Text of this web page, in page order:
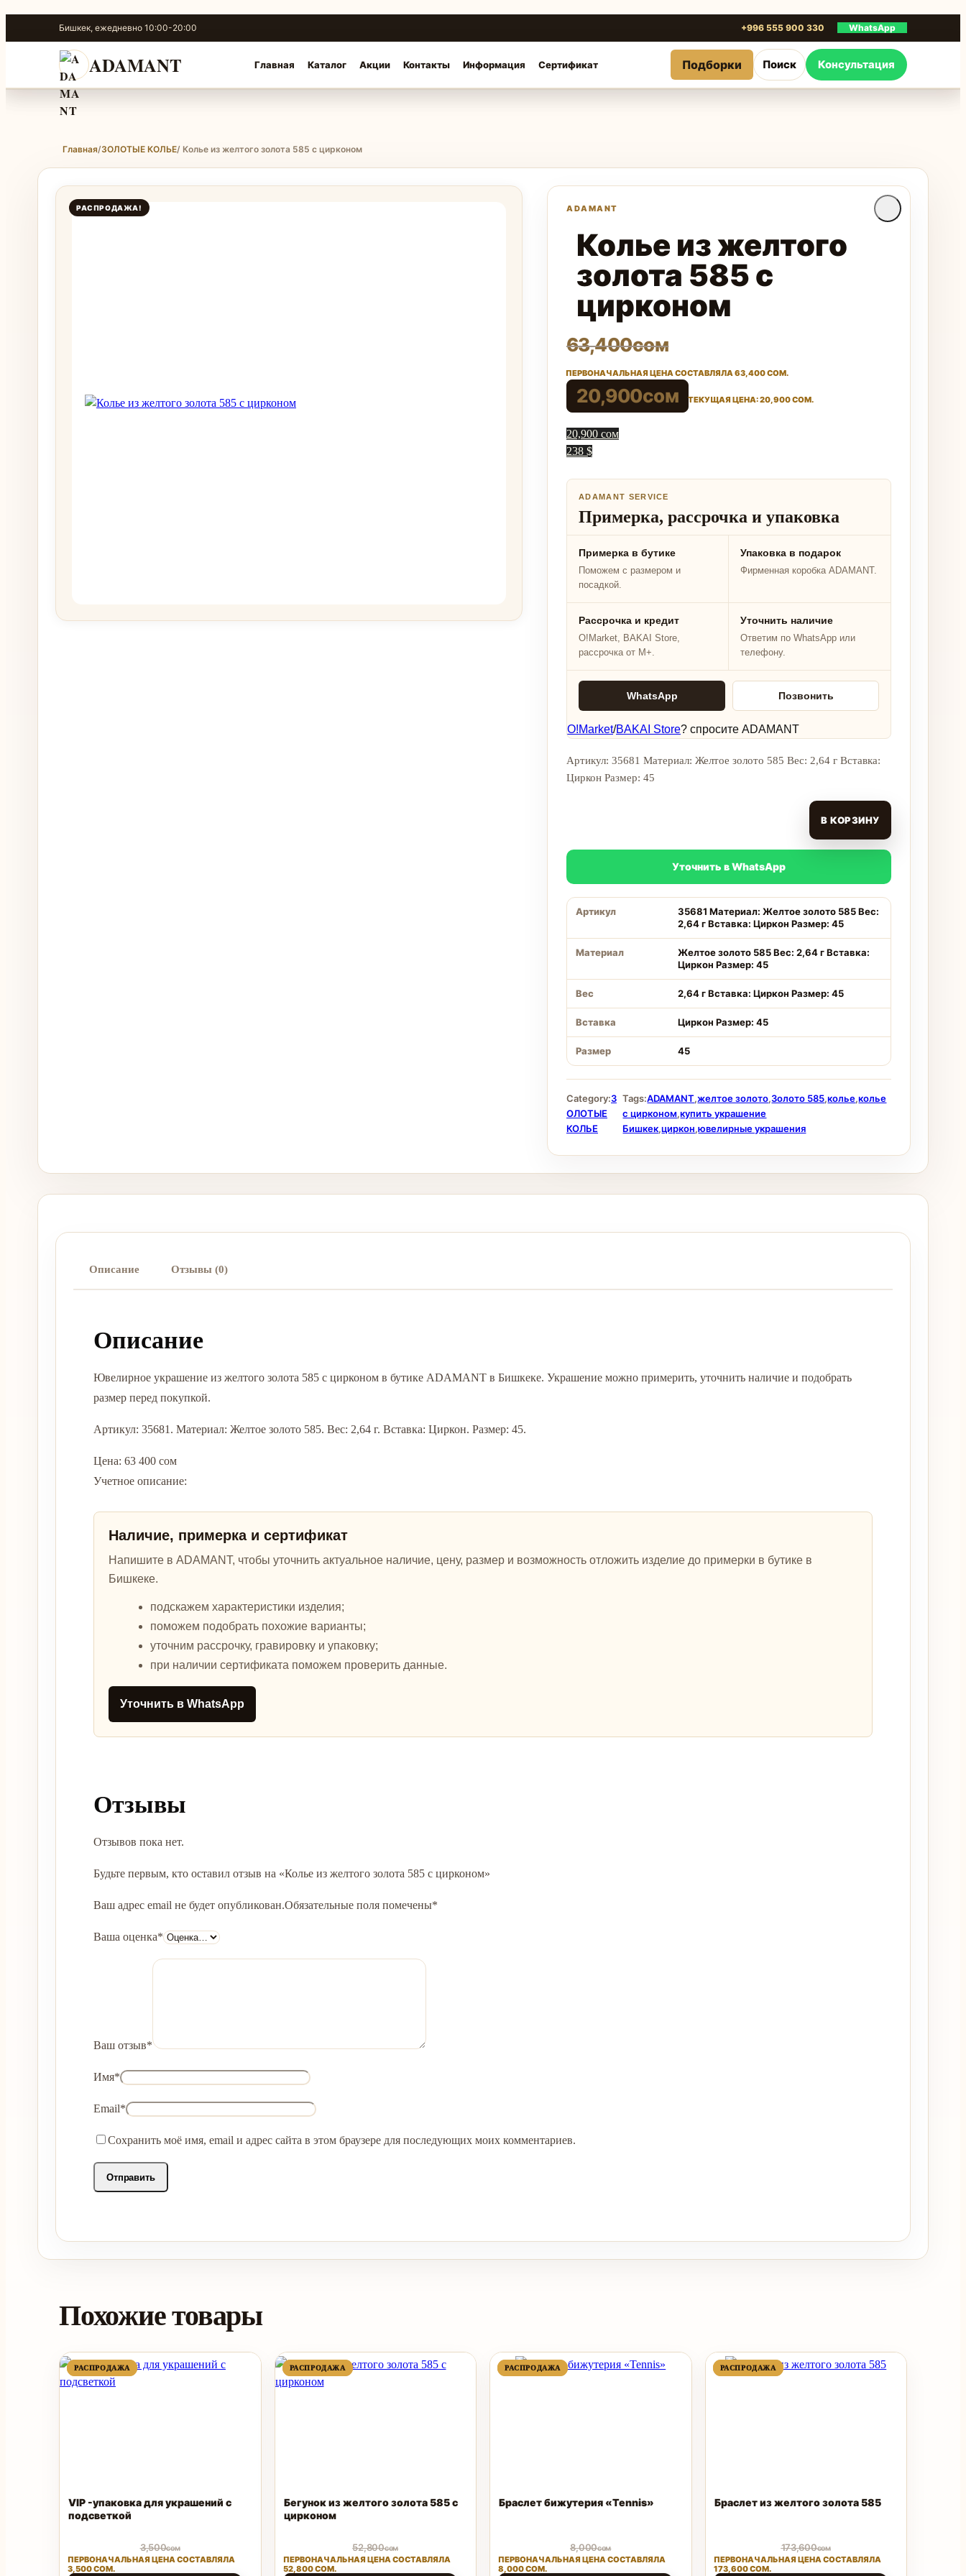
к
содержимому
Бишкек, ежедневно 10:00-20:00 +996 555 900 330 WhatsApp
ADAMANT Главная Каталог Акции Контакты Информация Сертификат Подборки Поиск Консультация
Главная/ЗОЛОТЫЕ КОЛЬЕ/ Колье из желтого золота 585 с цирконом
РАСПРОДАЖА!
Колье из желтого
золота 585 с
цирконом
63,400сом
ПЕРВОНАЧАЛЬНАЯ ЦЕНА СОСТАВЛЯЛА 63,400 СОМ.
20,900сом ТЕКУЩАЯ ЦЕНА: 20,900 СОМ.
20,900 сом
238 $
ADAMANT SERVICE
Примерка, рассрочка и упаковка
Примерка в бутике
Поможем с размером и
посадкой.
Упаковка в подарок
Фирменная коробка ADAMANT.
Рассрочка и кредит
O!Market, BAKAI Store,
рассрочка от M+.
Уточнить наличие
Ответим по WhatsApp или
телефону.
WhatsApp Позвонить
O!Market/BAKAI Store? спросите ADAMANT
Артикул: 35681 Материал: Желтое золото 585 Вес: 2,64 г Вставка:
Циркон Размер: 45
В КОРЗИНУ
Уточнить в WhatsApp
Артикул
35681 Материал: Желтое золото 585 Вес:
2,64 г Вставка: Циркон Размер: 45
Материал
Желтое золото 585 Вес: 2,64 г Вставка:
Циркон Размер: 45
Вес 2,64 г Вставка: Циркон Размер: 45
Вставка Циркон Размер: 45
Размер 45
Category:З
ОЛОТЫЕ
КОЛЬЕ
Tags:ADAMANT,желтое золото,Золото 585,колье,колье
с цирконом,купить украшение
Бишкек,циркон,ювелирные украшения
Описание Отзывы (0)
Описание
Ювелирное украшение из желтого золота 585 с цирконом в бутике ADAMANT в Бишкеке. Украшение можно примерить, уточнить наличие и подобрать
размер перед покупкой.
Артикул: 35681. Материал: Желтое золото 585. Вес: 2,64 г. Вставка: Циркон. Размер: 45.
Цена: 63 400 сом
Учетное описание:
Наличие, примерка и сертификат
Напишите в ADAMANT, чтобы уточнить актуальное наличие, цену, размер и возможность отложить изделие до примерки в бутике в
Бишкеке.
подскажем характеристики изделия;
поможем подобрать похожие варианты;
уточним рассрочку, гравировку и упаковку;
при наличии сертификата поможем проверить данные.
Уточнить в WhatsApp
Отзывы
Отзывов пока нет.
Будьте первым, кто оставил отзыв на «Колье из желтого золота 585 с цирконом»
Ваш адрес email не будет опубликован.Обязательные поля помечены*
Ваша оценка*
Ваш отзыв*
Имя*
Email*
Сохранить моё имя, email и адрес сайта в этом браузере для последующих моих комментариев.
Похожие товары
РАСПРОДАЖА ПРОДАВАЕМЫЙ
ТОВАР
РАСПРОДАЖА ПРОДАВАЕМЫЙ
ТОВАР
VIP -упаковка для украшений с
подсветкой
3,500сом
ПЕРВОНАЧАЛЬНАЯ ЦЕНА СОСТАВЛЯЛА
3,500 СОМ.
РАСПРОДАЖАПРОДАВАЕМЫЙ
ТОВАР
РАСПРОДАЖАПРОДАВАЕМЫЙ
ТОВАР
Бегунок из желтого золота 585 с
цирконом
52,800сом
ПЕРВОНАЧАЛЬНАЯ ЦЕНА СОСТАВЛЯЛА
52,800 СОМ.
РАСПРОДАЖА ПРОДАВАЕМЫЙ
ТОВАР
РАСПРОДАЖА ПРОДАВАЕМЫЙ
ТОВАР
Браслет бижутерия «Tennis»
8,000сом
ПЕРВОНАЧАЛЬНАЯ ЦЕНА СОСТАВЛЯЛА
8,000 СОМ.
РАСПРОДАЖАПРОДАВАЕМЫЙ
ТОВАР
РАСПРОДАЖАПРОДАВАЕМЫЙ
ТОВАР
Браслет из желтого золота 585
173,600сом
ПЕРВОНАЧАЛЬНАЯ ЦЕНА СОСТАВЛЯЛА
173,600 СОМ.